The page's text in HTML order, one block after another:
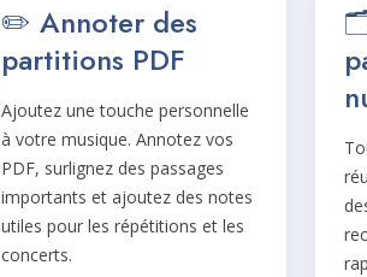
✏️ Annoter des
partitions PDF
Ajoutez une touche personnelle
à votre musique. Annotez vos
PDF, surlignez des passages
importants et ajoutez des notes
utiles pour les répétitions et les
concerts.